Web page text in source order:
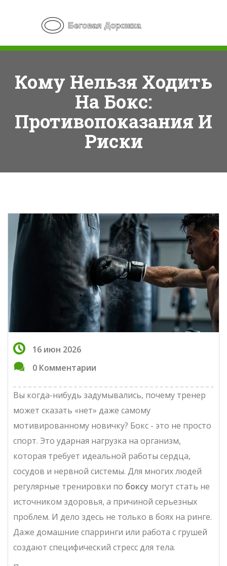
Кому Нельзя Ходить
На Бокс:
Противопоказания И
Риски
16 июн 2026
0 Комментарии
Вы когда-нибудь задумывались, почему тренер
может сказать «нет» даже самому
мотивированному новичку? Бокс - это не просто
спорт. Это ударная нагрузка на организм,
которая требует идеальной работы сердца,
сосудов и нервной системы. Для многих людей
регулярные тренировки по боксу могут стать не
источником здоровья, а причиной серьезных
проблем. И дело здесь не только в боях на ринге.
Даже домашние спарринги или работа с грушей
создают специфический стресс для тела.